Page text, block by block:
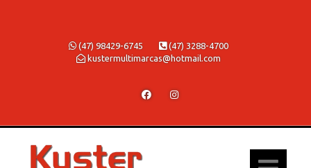
(47) 98429-6745
(47) 3288-4700
kustermultimarcas@hotmail.com